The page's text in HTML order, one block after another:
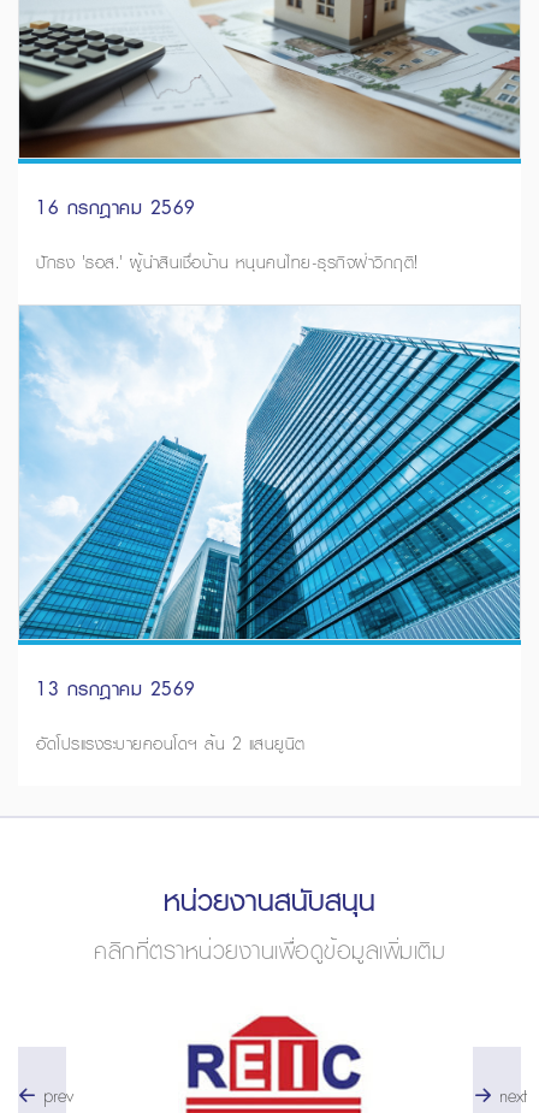
16 กรกฎาคม 2569
ปักธง 'ธอส.' ผู้นำสินเชื่อบ้าน หนุนคนไทย-ธุรกิจฝ่าวิกฤติ!
13 กรกฎาคม 2569
อัดโปรแรงระบายคอนโดฯ ล้น 2 แสนยูนิต
หน่วยงานสนับสนุน
คลิกที่ตราหน่วยงานเพื่อดูข้อมูลเพิ่มเติม
prev next